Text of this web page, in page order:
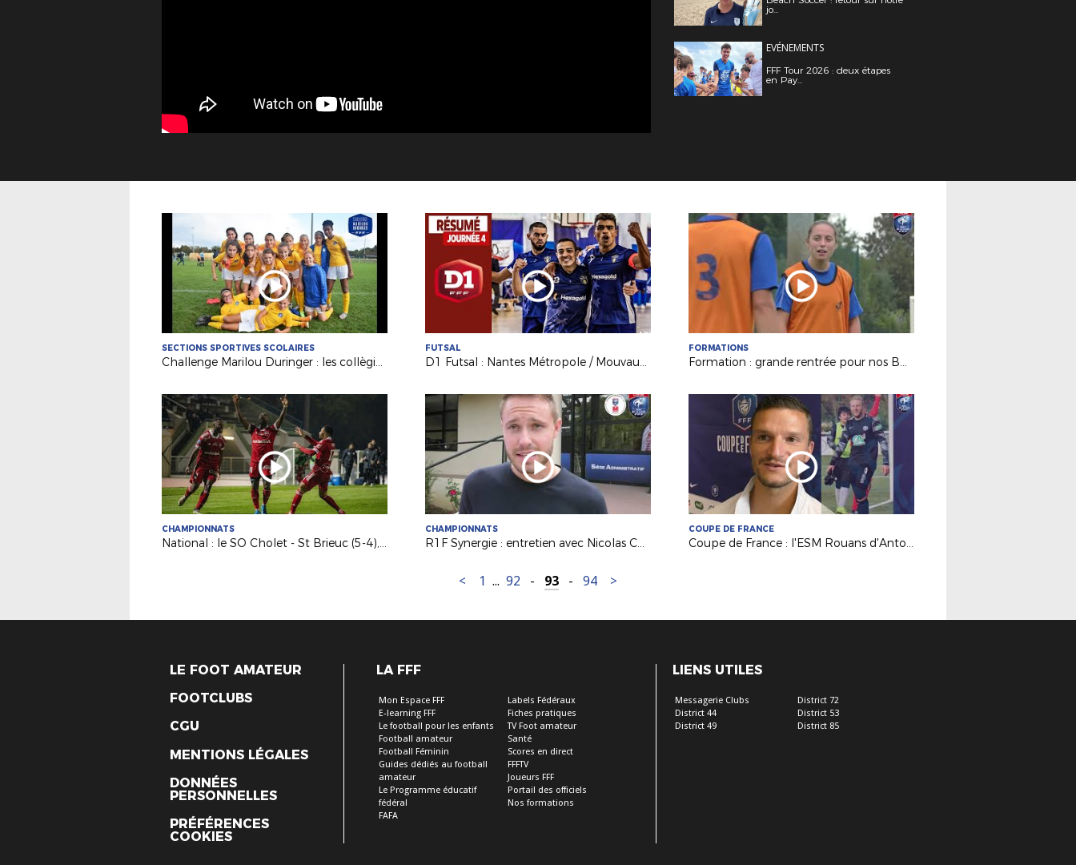
jo...
EVÉNEMENTS
FFF Tour 2026 : deux étapes
en Pay...
SECTIONS SPORTIVES SCOLAIRES
Challenge Marilou Duringer : les collègiennes de Nantes La Colinière qualifiées !
FUTSAL
D1 Futsal : Nantes Métropole / Mouvaux Lile (1-6)
FORMATIONS
Formation : grande rentrée pour nos BMF Apprentissage
CHAMPIONNATS
National : le SO Cholet - St Brieuc (5-4), le résumé
CHAMPIONNATS
R1F Synergie : entretien avec Nicolas Chabot (coach FC Nantes B Féminines)
COUPE DE FRANCE
Coupe de France : l'ESM Rouans d'Antoine Olivier au 5e tour !
< 1 ... 92 - 93 - 94 >
LE FOOT AMATEUR
FOOTCLUBS
CGU
MENTIONS LÉGALES
DONNÉES
PERSONNELLES
PRÉFÉRENCES
COOKIES
LA FFF
Mon Espace FFF
E-learning FFF
Le football pour les enfants
Football amateur
Football Féminin
Guides dédiés au football
amateur
Le Programme éducatif
fédéral
FAFA
Labels Fédéraux
Fiches pratiques
TV Foot amateur
Santé
Scores en direct
FFFTV
Joueurs FFF
Portail des officiels
Nos formations
LIENS UTILES
Messagerie Clubs
District 44
District 49
District 72
District 53
District 85